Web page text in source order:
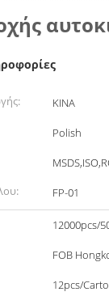
ΚΙΝΑ
Polish
FP-01
12000pcs/
FOB
12pcs/